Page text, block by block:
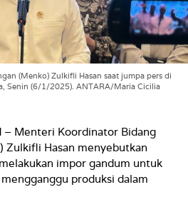
(Menko) Zulkifli Hasan saat jumpa pers di
Senin (6/1/2025). ANTARA/Maria Cicilia
– Menteri Koordinator Bidang
Zulkifli Hasan menyebutkan
impor gandum untuk
produksi dalam